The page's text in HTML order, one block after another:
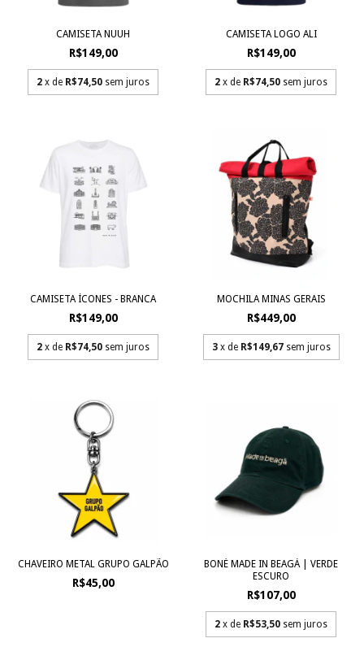
CAMISETA NUUH
R$149,00
2 x de R$74,50 sem juros
CAMISETA LOGO ALI
R$149,00
2 x de R$74,50 sem juros
CAMISETA ÍCONES - BRANCA
R$149,00
2 x de R$74,50 sem juros
MOCHILA MINAS GERAIS
R$449,00
3 x de R$149,67 sem juros
CHAVEIRO METAL GRUPO GALPÃO
R$45,00
BONÉ MADE IN BEAGÁ | VERDE
ESCURO
R$107,00
2 x de R$53,50 sem juros